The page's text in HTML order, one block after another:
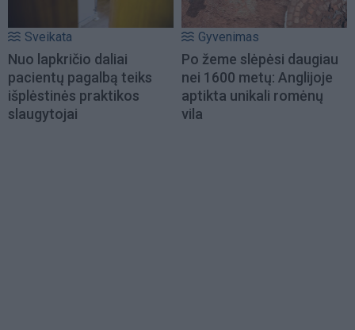
Sveikata
Nuo lapkričio daliai
pacientų pagalbą teiks
išplėstinės praktikos
slaugytojai
Gyvenimas
Po žeme slėpėsi daugiau
nei 1600 metų: Anglijoje
aptikta unikali romėnų
vila